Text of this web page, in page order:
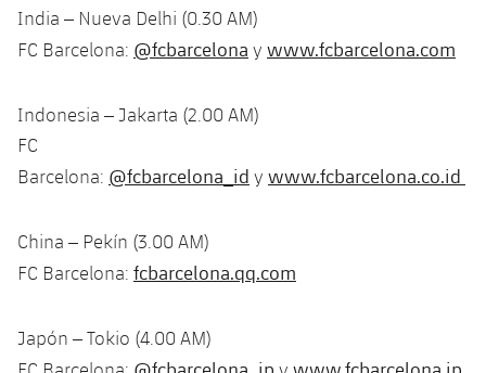
India – Nueva Delhi (0.30 AM)
FC Barcelona: @fcbarcelona y www.fcbarcelona.com
Indonesia – Jakarta (2.00 AM)
FC
Barcelona: @fcbarcelona_id y www.fcbarcelona.co.id
China – Pekín (3.00 AM)
FC Barcelona: fcbarcelona.qq.com
Japón – Tokio (4.00 AM)
@fcbarcelona_jp www.fcbarcelona.jp